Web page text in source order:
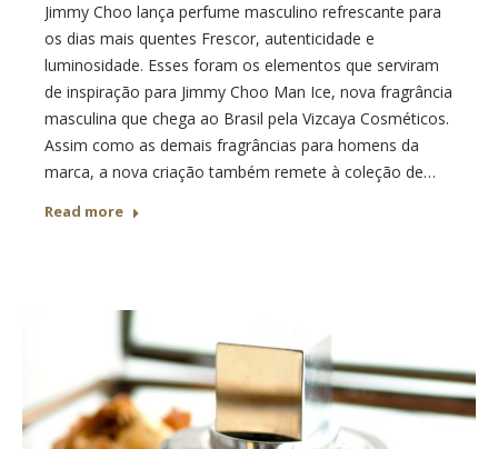
Jimmy Choo lança perfume masculino refrescante para
os dias mais quentes Frescor, autenticidade e
luminosidade. Esses foram os elementos que serviram
de inspiração para Jimmy Choo Man Ice, nova fragrância
masculina que chega ao Brasil pela Vizcaya Cosméticos.
Assim como as demais fragrâncias para homens da
marca, a nova criação também remete à coleção de…
Read more